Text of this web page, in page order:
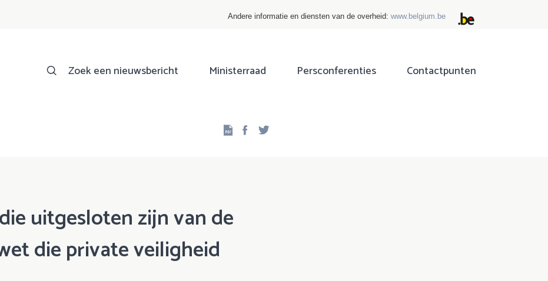
Andere informatie en diensten van de overheid: www.belgium.be
Zoek een nieuwsbericht Ministerraad Persconferenties Contactpunten
Facebook
uitgesloten zijn van de
die private veiligheid